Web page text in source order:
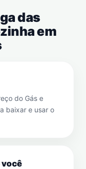
das
em
do Gás e
baixar e usar o
você